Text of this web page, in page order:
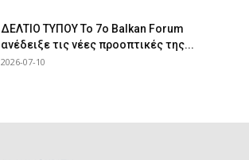
ΔΕΛΤΙΟ ΤΥΠΟΥ Το 7ο Balkan Forum
ανέδειξε τις νέες προοπτικές της...
2026-07-10